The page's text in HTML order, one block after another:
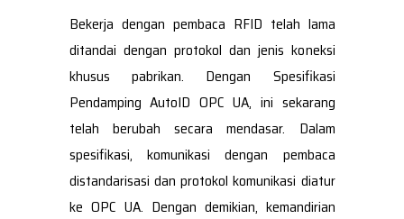
Bekerja dengan pembaca RFID telah lama
ditandai dengan protokol dan jenis koneksi
khusus pabrikan. Dengan Spesifikasi
Pendamping AutoID OPC UA, ini sekarang
telah berubah secara mendasar. Dalam
spesifikasi, komunikasi dengan pembaca
distandarisasi dan protokol komunikasi diatur
ke OPC UA. Dengan demikian, kemandirian